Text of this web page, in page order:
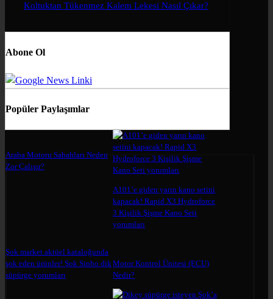
Koltuktan Tükenmez Kalem Lekesi Nasıl Çıkar?
Abone Ol
Popüler Paylaşımlar
Araba Motoru Sabahları Neden
Zor Çalışır?
A101’e giden yarın kano setini
kapacak! Rapid X3 Hydroforce
3 Kişilik Şişme Kano Seti
yorumları
Şok market aktüel kataloğunda
şok eden ürünler! Şok Sinbo dik
süpürge yorumları
Motor Kontrol Ünitesi (ECU)
Nedir?